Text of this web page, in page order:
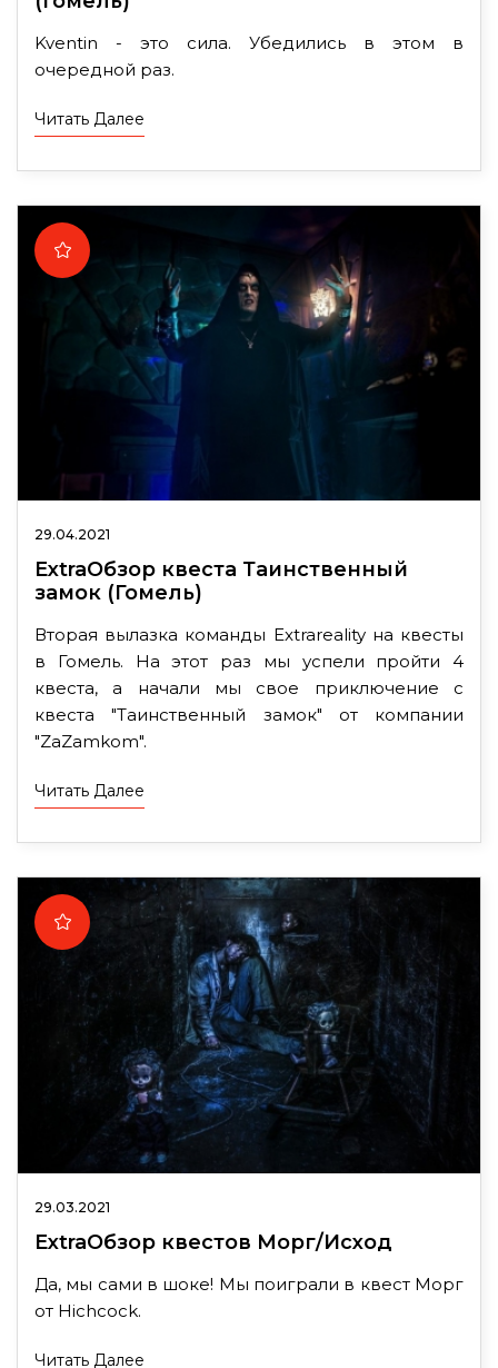
Kventin - это сила. Убедились в этом в
очередной раз.
Читать Далее
29.04.2021
ExtraОбзор квеста Таинственный
замок (Гомель)
Вторая вылазка команды Extrareality на квесты
в Гомель. На этот раз мы успели пройти 4
квеста, а начали мы свое приключение с
квеста "Таинственный замок" от компании
"ZaZamkom".
Читать Далее
29.03.2021
ExtraОбзор квестов Морг/Исход
Да, мы сами в шоке! Мы поиграли в квест Морг
от Hichcock.
Читать Далее